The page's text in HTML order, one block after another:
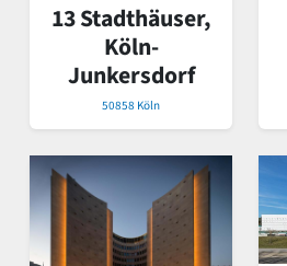
13 Stadthäuser,
Köln-
Junkersdorf
50858 Köln